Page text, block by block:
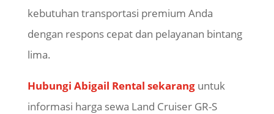
kebutuhan transportasi premium Anda
dengan respons cepat dan pelayanan bintang
lima.
Hubungi Abigail Rental sekaranguntuk
informasi harga sewa Land Cruiser GR-S